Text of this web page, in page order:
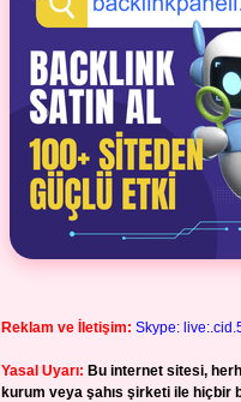
Reklam ve İletişim: Skype:
Yasal Uyarı: Bu internet sitesi,
kurum veya şahıs şirketi ile hiçbir